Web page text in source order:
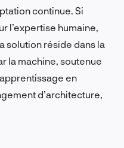
continue. Si
l’expertise humaine,
solution réside dans la
la machine, soutenue
en
d’architecture,